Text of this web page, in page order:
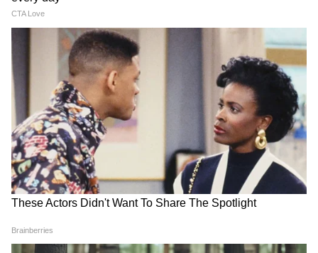
देर रात Rishabh Pant की इस शिकायत पर
CM Pushkar Dhami की पहली प्रतिक्रिया